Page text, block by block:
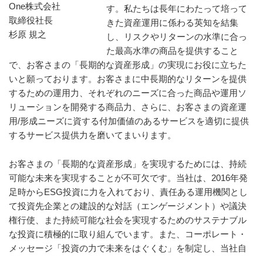
One株式会社
取締役社長
杉原 規之
す。私たちは長年にわたって培って
きた資産運用に係わる英知を結集
し、リスクやリターンの水準に合っ
た最高水準の商品を提供すること
で、お客さまの「長期的な資産形成」の実現にお役に立ちた
いと願っております。お客さまに中長期的なリターンを提供
するための運用力、それぞれのニーズに合った商品や運用ソ
リューションを開発する商品力、さらに、お客さまの資産運
用/形成ニーズに資する付加価値のあるサービスを適切に提供
するサービス提供力を磨いてまいります。
お客さまの「長期的な資産形成」を実現するためには、持続
可能な未来を実現することが不可欠です。当社は、2016年発
足時からESG投資に力を入れており、責任ある運用機関とし
て投資先企業との建設的な対話（エンゲージメント）や議決
権行使、また持続可能な社会を実現するためのサステナブル
な投資に積極的に取り組んでいます。また、コーポレート・
メッセージ「投資の力で未来をはぐくむ」を制定し、当社自